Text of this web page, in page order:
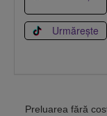
Urmărește
Preluarea fără